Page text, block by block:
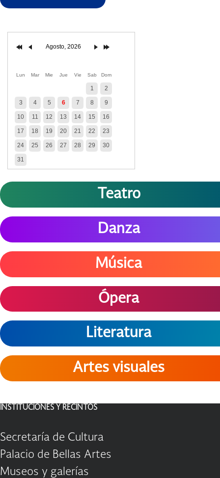
Agosto, 2026
Lun Mar Mie Jue Vie Sab Dom
1 2
3 4 5 6 7 8 9
10 11 12 13 14 15 16
17 18 19 20 21 22 23
24 25 26 27 28 29 30
31
Teatro
Danza
Música
Ópera
Literatura
Artes visuales
INSTITUCIONES Y RECINTOS
Secretaría de Cultura
Palacio de Bellas Artes
Museos y galerías